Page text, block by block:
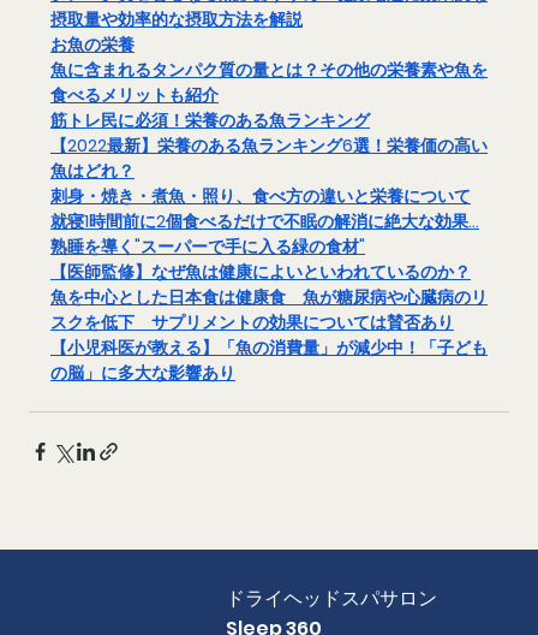
摂取量や効率的な摂取方法を解説
お魚の栄養
魚に含まれるタンパク質の量とは？その他の栄養素や魚を
食べるメリットも紹介
筋トレ民に必須！栄養のある魚ランキング
【2022最新】栄養のある魚ランキング6選！栄養価の高い
魚はどれ？
刺身・焼き・煮魚・照り、食べ方の違いと栄養について
就寝1時間前に2個食べるだけで不眠の解消に絶大な効果…
熟睡を導く"スーパーで手に入る緑の食材"
【医師監修】なぜ魚は健康によいといわれているのか？
魚を中心とした日本食は健康食　魚が糖尿病や心臓病のリ
スクを低下　サプリメントの効果については賛否あり
【小児科医が教える】「魚の消費量」が減少中！「子ども
の脳」に多大な影響あり
​ドライヘッドスパサロン
Sleep 360